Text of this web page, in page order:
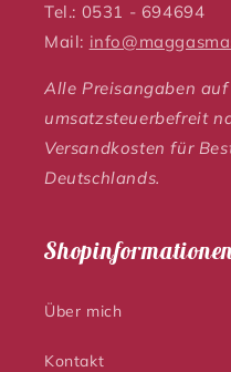
Tel.: 0531 - 694694
Mail:
Alle Preisangaben
umsatzsteuerbefreit
Versandkosten für
Deutschlands.
Über mich
Kontakt